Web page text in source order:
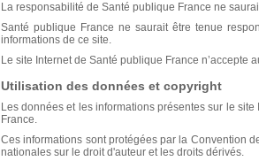
La responsabilité de Santé publique France ne
Santé publique France ne saurait être tenue
informations de ce site.
Le site Internet de Santé publique France
Utilisation des données et copyright
Les données et les informations présentes sur le
France.
Ces informations sont protégées par la Convention
nationales sur le droit d'auteur et les droits dérivés.